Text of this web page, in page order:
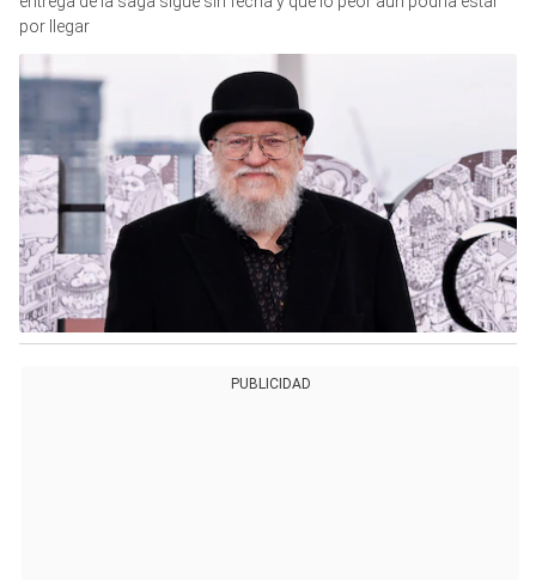
por llegar
PUBLICIDAD